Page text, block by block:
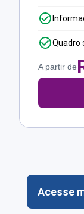
Quadro
A partir de
Acesse